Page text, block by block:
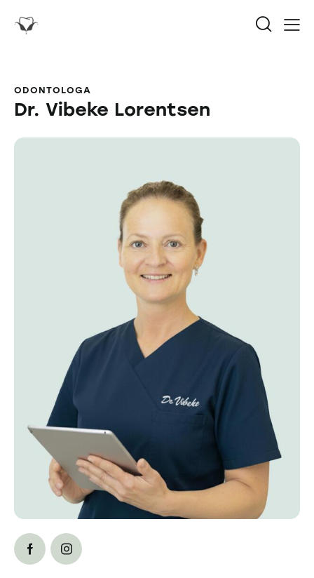
ODONTOLOGA
Dr. Vibeke Lorentsen